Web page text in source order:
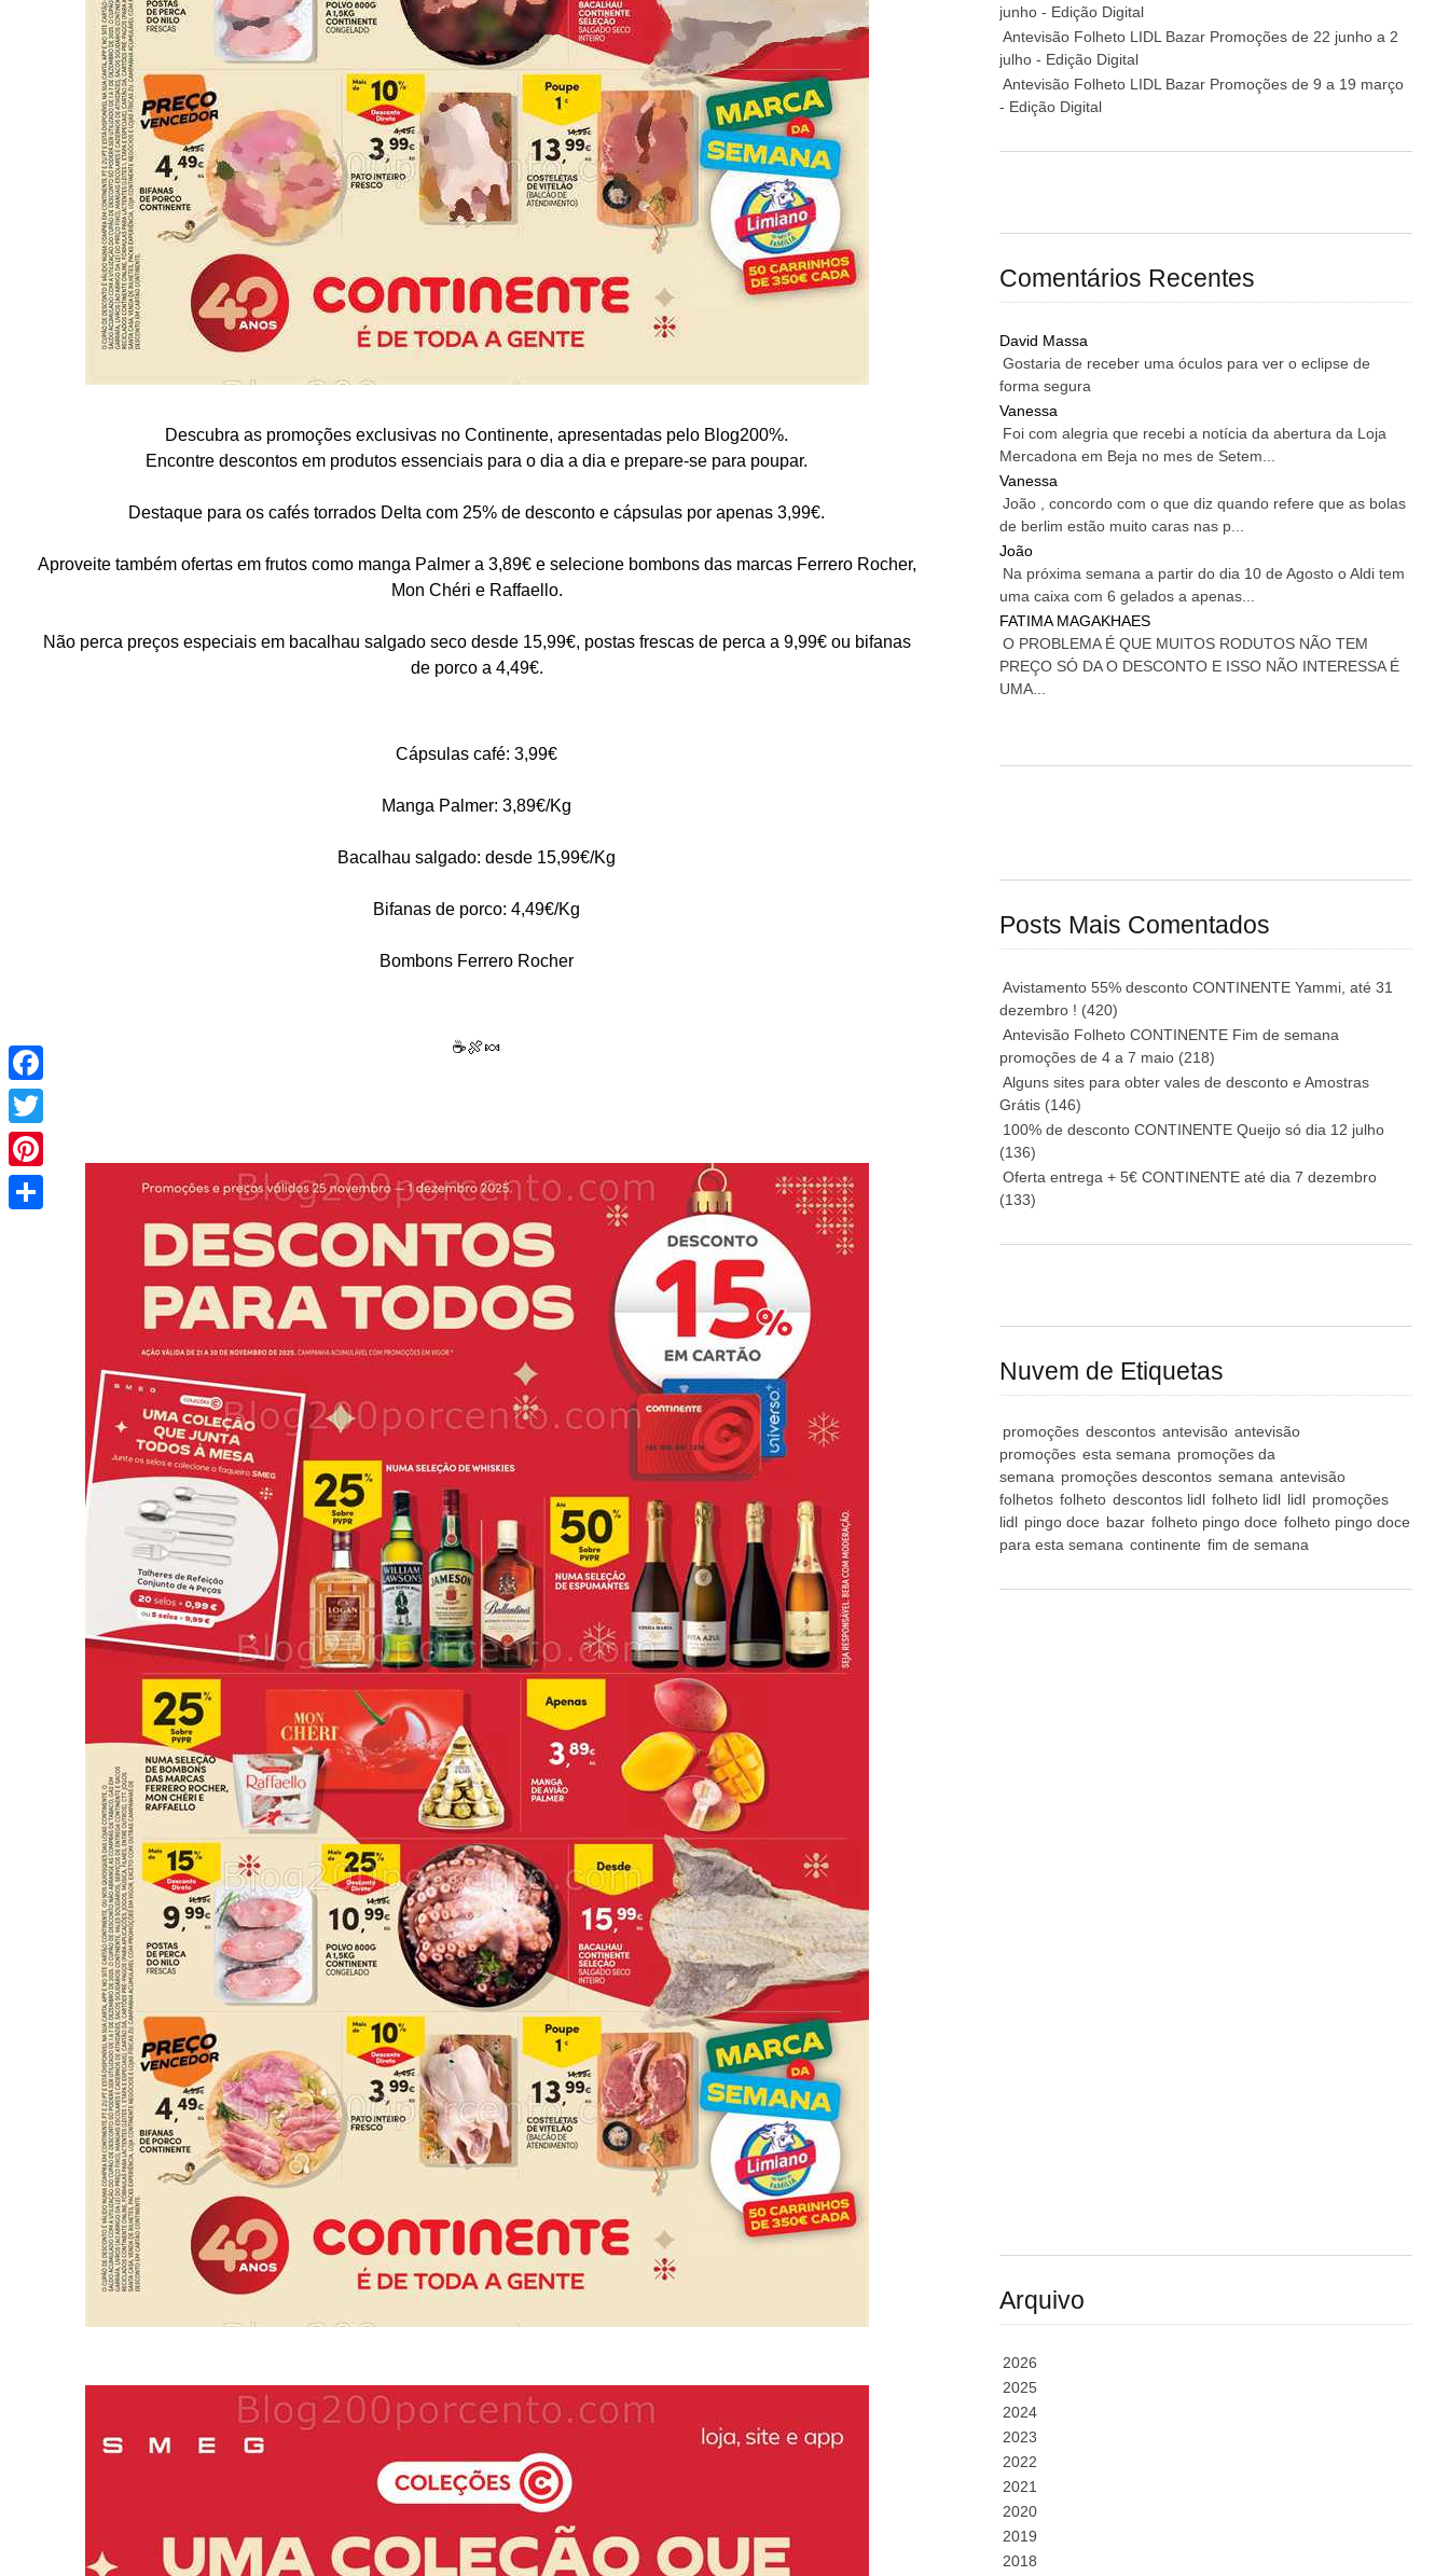
Descubra as promoções exclusivas no Continente, apresentadas pelo Blog200%.
Encontre descontos em produtos essenciais para o dia a dia e prepare-se para poupar.
Destaque para os cafés torrados Delta com 25% de desconto e cápsulas por apenas 3,99€.
Aproveite também ofertas em frutos como manga Palmer a 3,89€ e selecione bombons das marcas Ferrero Rocher,
Mon Chéri e Raffaello.
Não perca preços especiais em bacalhau salgado seco desde 15,99€, postas frescas de perca a 9,99€ ou bifanas
de porco a 4,49€.
Cápsulas café: 3,99€
Manga Palmer: 3,89€/Kg
Bacalhau salgado: desde 15,99€/Kg
Bifanas de porco: 4,49€/Kg
Bombons Ferrero Rocher
☕🍖🍬
junho - Edição Digital
Antevisão Folheto LIDL Bazar Promoções de 22 junho a 2
julho - Edição Digital
Antevisão Folheto LIDL Bazar Promoções de 9 a 19 março
- Edição Digital
Comentários Recentes
David Massa
Gostaria de receber uma óculos para ver o eclipse de
forma segura
Vanessa
Foi com alegria que recebi a notícia da abertura da Loja
Mercadona em Beja no mes de Setem...
Vanessa
João , concordo com o que diz quando refere que as bolas
de berlim estão muito caras nas p...
João
Na próxima semana a partir do dia 10 de Agosto o Aldi tem
uma caixa com 6 gelados a apenas...
FATIMA MAGAKHAES
O PROBLEMA É QUE MUITOS RODUTOS NÃO TEM
PREÇO SÓ DA O DESCONTO E ISSO NÃO INTERESSA É
UMA...
Posts Mais Comentados
Avistamento 55% desconto CONTINENTE Yammi, até 31
dezembro ! (420)
Antevisão Folheto CONTINENTE Fim de semana
promoções de 4 a 7 maio (218)
Alguns sites para obter vales de desconto e Amostras
Grátis (146)
100% de desconto CONTINENTE Queijo só dia 12 julho
(136)
Oferta entrega + 5€ CONTINENTE até dia 7 dezembro
(133)
Nuvem de Etiquetas
promoções descontos antevisão antevisão
promoções esta semana promoções da
semana promoções descontos semana antevisão
folhetos folheto descontos lidl folheto lidl lidl promoções
lidl pingo doce bazar folheto pingo doce folheto pingo doce
para esta semana continente fim de semana
Arquivo
2026
2025
2024
2023
2022
2021
2020
2019
2018